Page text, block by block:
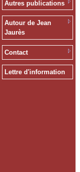
Autres publications
Autour de Jean
Jaurès
Contact
Lettre d'information